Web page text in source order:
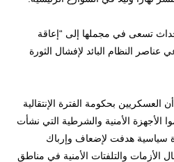
تسعى في مجملها إلى “إعاقة
عناصر النظام البائد لإفشال الثورة
بحكومة الفترة الإنتقالية
الأجهزة الأمنية والشرطية التي نشأت
سياسية هدفت لإضعاف وإرباك
الأزمات والتلفتات الأمنية في مناطق